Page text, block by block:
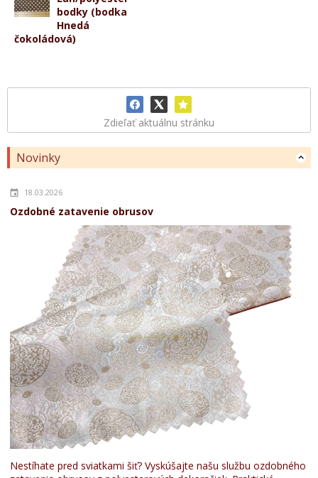
bodky (bodka
Hnedá
čokoládová)
Zdieľať aktuálnu stránku
Novinky
18.03.2026
Ozdobné zatavenie obrusov
Nestíhate pred sviatkami šiť? Vyskúšajte našu službu ozdobného